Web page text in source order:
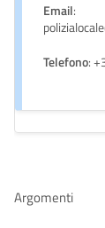
Email:
Telefono:
Argomenti